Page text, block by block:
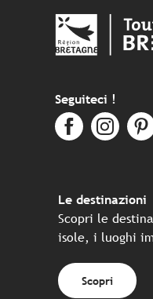
Seguiteci !
Le destinazioni
Scopri le
isole, i luoghi
Scopri